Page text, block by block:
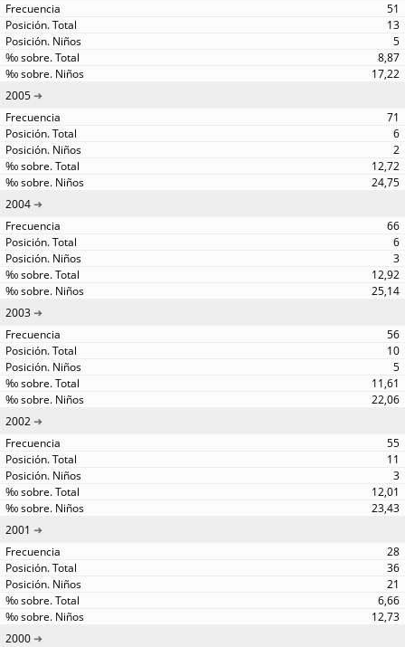
51
13
5
8,87
17,22
2005
71
6
2
12,72
24,75
2004
66
6
3
12,92
25,14
2003
56
10
5
11,61
22,06
2002
55
11
3
12,01
23,43
2001
28
36
21
6,66
12,73
2000